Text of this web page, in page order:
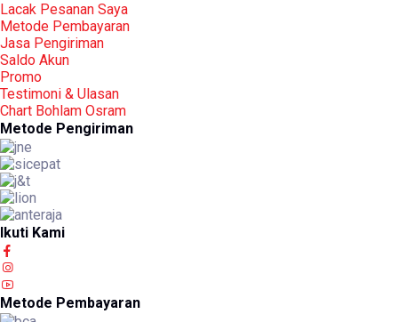
Lacak Pesanan Saya
Metode Pembayaran
Jasa Pengiriman
Saldo Akun
Promo
Testimoni & Ulasan
Chart Bohlam Osram
Metode Pengiriman
Ikuti Kami
Metode Pembayaran